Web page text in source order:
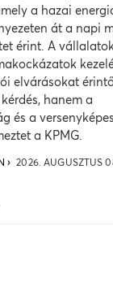
a hazai
át a napi
érint. A
elvárásokat
hanem a
és a
a KPMG.
2026. AUGUSZTUS